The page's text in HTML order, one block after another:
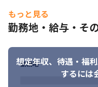
ーバレスなど、クラウドネ
す。
ス環境におけるインフラ設
・OS (Linux/Windows
もっと見る
勤務地・給与・そ
想定年収、待遇・福利
するには
勤務地